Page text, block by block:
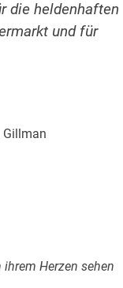
die heldenhaften
und für
Gillman
Herzen sehen